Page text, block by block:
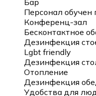
Персонал
Конференц-зал
Бесконтактное
Дезинфекция
Lgbt friendly
Дезинфекция
Отопление
Дезинфекция
Удобства для